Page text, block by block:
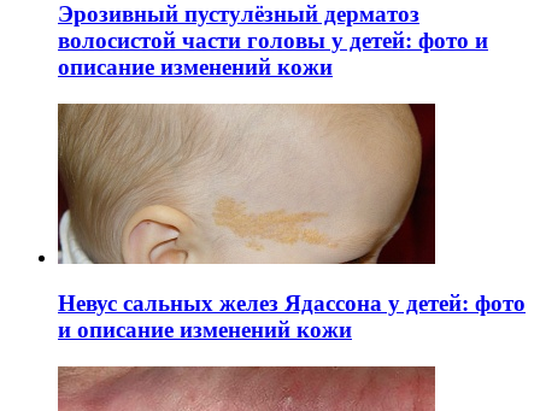
Эрозивный пустулёзный дерматоз
волосистой части головы у детей: фото и
описание изменений кожи
Невус сальных желез Ядассона у детей: фото
и описание изменений кожи